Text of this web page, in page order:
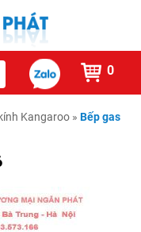
0
Kangaroo » Bếp gas